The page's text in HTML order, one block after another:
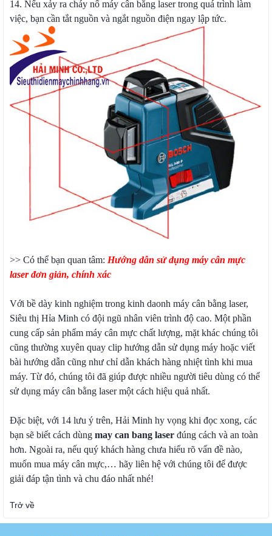
14. Nếu xảy ra cháy nổ máy cân bằng laser trong quá trình làm
việc, bạn cần tắt nguồn và ngắt nguồn điện ngay lập tức.
>> Có thể bạn quan tâm: Hướng dẫn sử dụng máy cân mực
laser đơn giản, chính xác
Với bề dày kinh nghiệm trong kinh daonh máy cân bằng laser,
Siêu thị Hỉa Minh có đội ngũ nhân viên trình độ cao. Một phần
cung cấp sản phẩm máy cân mực chất lượng, mặt khác chúng tôi
cũng thường xuyên quay clip hướng dẫn sử dụng máy hoặc viết
bài hướng dẫn cũng như chỉ dẫn khách hàng nhiệt tình khi mua
máy. Từ đó, chúng tôi đã giúp được nhiều người tiêu dùng có thể
sử dụng máy cân bằng laser một cách hiệu quả nhất.
Đặc biệt, với 14 lưu ý trên, Hải Minh hy vọng khi đọc xong, các
bạn sẽ biết cách dùng may can bang laser đúng cách và an toàn
hơn. Ngoài ra, nếu quý khách hàng chưa hiểu rõ vấn đề nào,
muốn mua máy cân mực,… hãy liên hệ với chúng tôi để được
giải đáp tận tình và chu đáo nhất nhé!
Trở về